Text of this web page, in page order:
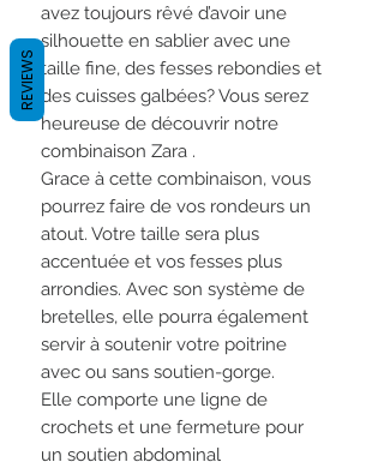
avez toujours rêvé d’avoir une
silhouette en sablier avec une
taille fine, des fesses rebondies et
des cuisses galbées? Vous serez
heureuse de découvrir notre
combinaison Zara .
Grace à cette combinaison, vous
pourrez faire de vos rondeurs un
atout. Votre taille sera plus
accentuée et vos fesses plus
arrondies. Avec son système de
bretelles, elle pourra également
servir à soutenir votre poitrine
avec ou sans soutien-gorge.
Elle comporte une ligne de
crochets et une fermeture pour
un soutien abdominal
REVIEWS